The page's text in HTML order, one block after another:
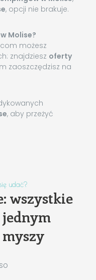
, opcji nie brakuje.
Molise?
możesz
znajdziesz oferty
zaoszczędzisz na
, aby przeżyć
udać?
wszystkie